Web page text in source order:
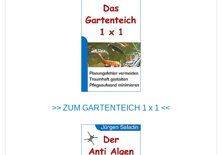
>> ZUM GARTENTEICH 1 x 1 <<